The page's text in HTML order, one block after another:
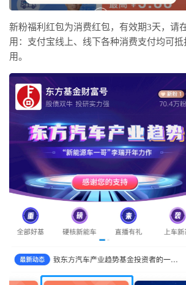
新粉福利红包为消费红包，有效期3天，请
用：支付宝线上、线下各种消费支付均可
用。